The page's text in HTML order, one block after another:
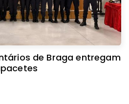
de Braga entregam